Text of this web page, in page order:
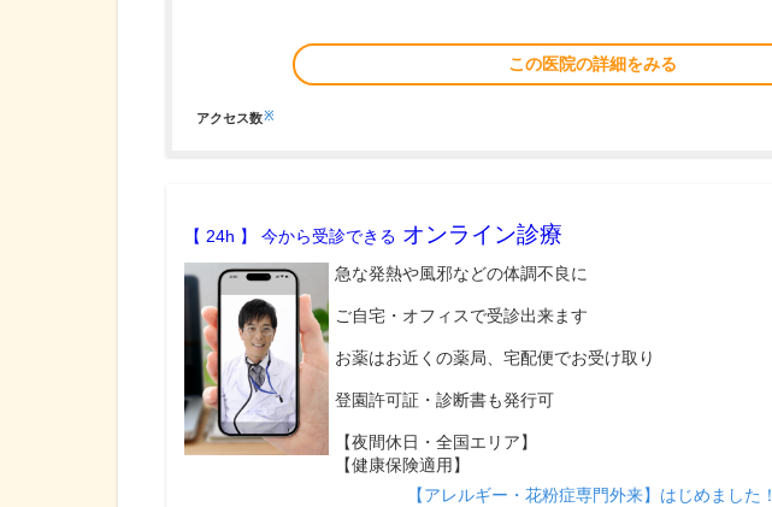
この医院の詳細をみる
アクセス数※
【 24h 】 今から受診できる オンライン診療
急な発熱や風邪などの体調不良に
ご自宅・オフィスで受診出来ます
お薬はお近くの薬局、宅配便でお受け取り
登園許可証・診断書も発行可
【夜間休日・全国エリア】
【健康保険適用】
【アレルギー・花粉症専門外来】はじめました！